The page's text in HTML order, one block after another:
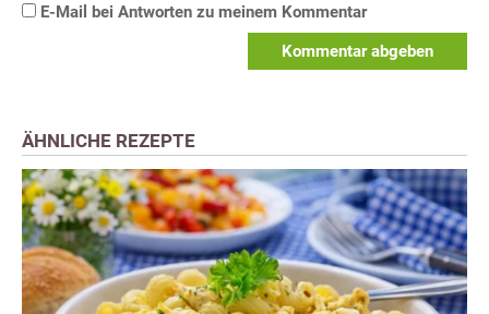
E-Mail bei Antworten zu meinem Kommentar
Kommentar abgeben
ÄHNLICHE REZEPTE